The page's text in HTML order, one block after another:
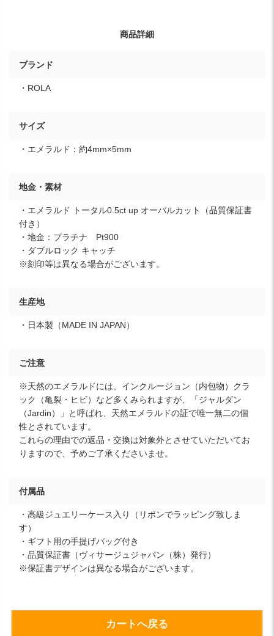
商品詳細
ブランド
・ROLA
サイズ
・エメラルド：約4mm×5mm
地金・素材
・エメラルド トータル0.5ct up オーバルカット（品質保証書
付き）
・地金：プラチナ Pt900
・ダブルロック キャッチ
※刻印等は異なる場合がございます。
生産地
・日本製（MADE IN JAPAN）
ご注意
※天然のエメラルドには、インクルージョン（内包物）クラ
ック（亀裂・ヒビ）など多くみられますが、「ジャルダン
（Jardin）」と呼ばれ、天然エメラルドの証で唯一無二の個
性とされています。
これらの理由での返品・交換は対象外とさせていただいてお
りますので、予めご了承くださいませ。
付属品
・高級ジュエリーケース入り（リボンでラッピング致しま
す）
・ギフト用の手提げバッグ付き
・品質保証書（ヴィサージュジャパン（株）発行）
※保証書デザインは異なる場合がございます。
カートへ戻る